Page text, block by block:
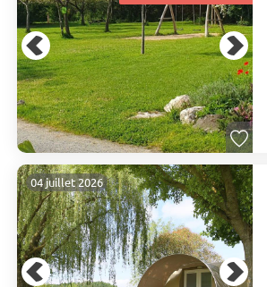
04 juillet 2026